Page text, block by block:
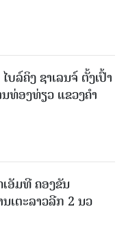
ບລ໌ຄິງ ຊາເລນຈ໌ ຕັ້ງເປົ້າ
ທ່ອງທ່ຽວ ແຂວງຄໍາ
ເອັມທີ ຄອງຂັນ
ເຕະລາວລີກ 2 ນວ